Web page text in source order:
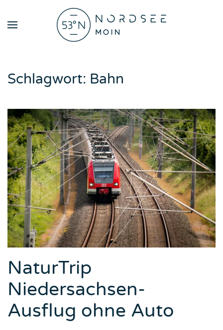
Zum Hauptinhalt springen
Schlagwort: Bahn
NaturTrip
Niedersachsen-
Ausflug ohne Auto